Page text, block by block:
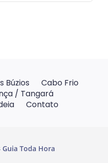
Búzios
Cabo Frio
/ Tangará
Contato
Toda Hora